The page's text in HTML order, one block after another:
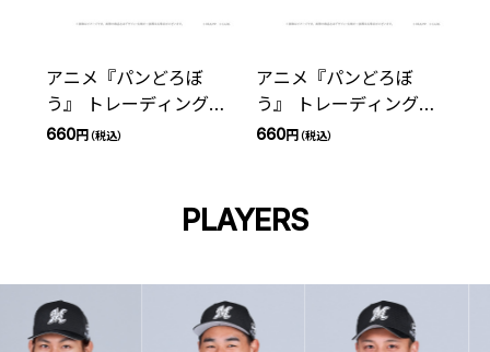
アニメ『パンどろぼ
う』 トレーディングス
テッカー 千葉ロッテマ
660円（税込）
アニメ『パンどろぼ
う』 トレーディング缶
バッジ 千葉ロッテマリ
660円（税込）
PLAYERS